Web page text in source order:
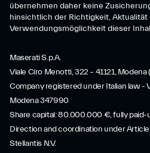
übernehmen daher keine
hinsichtlich der Richtigkeit, Aktualität
Verwendungsmöglichkeit dieser
Maserati S.p.A.
Viale Ciro Menotti, 322 – 41121, Modena
Company registered under Italian law -
Modena 347990
Share capital: 80.000.000 €, fully paid-
Direction and coordination under
Stellantis N.V.